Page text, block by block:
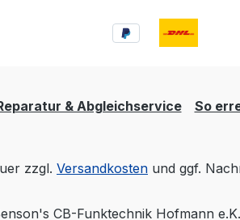
& Abgleichservice So
zzgl. Versandkosten und ggf.
CB-Funktechnik Hofmann